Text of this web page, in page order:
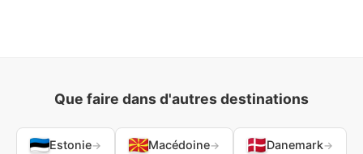
Que faire dans d'autres destinations
Estonie→ Macédoine→ Danemark→